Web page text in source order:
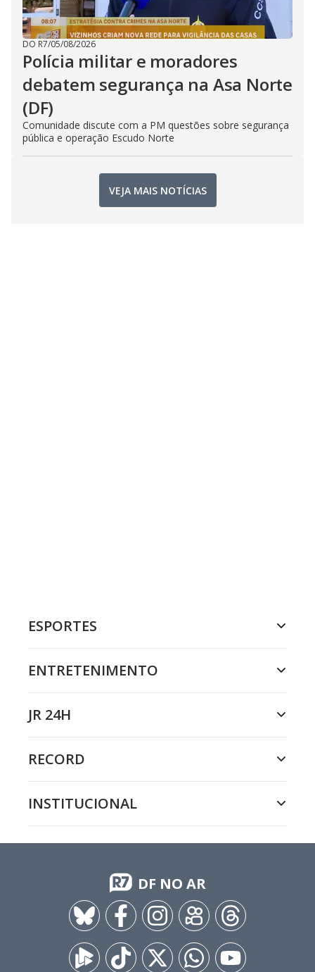
DO R7/05/08/2026
Polícia militar e moradores
debatem segurança na Asa Norte
(DF)
Comunidade discute com a PM questões sobre segurança
pública e operação Escudo Norte
VEJA MAIS NOTÍCIAS
ESPORTES
ENTRETENIMENTO
JR 24H
RECORD
INSTITUCIONAL
DF NO AR